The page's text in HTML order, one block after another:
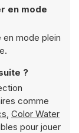
en mode
en mode plein
?
comme
, Color Water
pour jouer